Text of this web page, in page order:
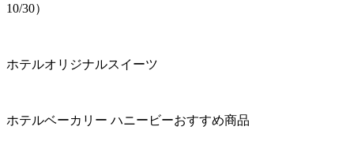
10/30）
ホテルオリジナルスイーツ
ホテルベーカリー ハニービーおすすめ商品